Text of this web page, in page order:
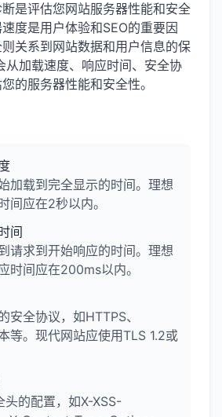
是评估您网站服务器性能和安全
度是用户体验和SEO的重要因
关系到网站数据和用户信息的保
从加载速度、响应时间、安全协
的服务器性能和安全性。
加载到完全显示的时间。理想
间应在2秒以内。
间
请求到开始响应的时间。理想
时间应在200ms以内。
安全协议，如HTTPS、
等。现代网站应使用TLS 1.2或
头的配置，如X-XSS-